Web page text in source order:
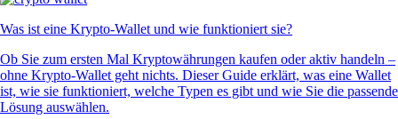
Was ist eine Krypto-Wallet und wie funktioniert sie?
Ob Sie zum ersten Mal Kryptowährungen kaufen oder aktiv handeln –
ohne Krypto-Wallet geht nichts. Dieser Guide erklärt, was eine Wallet
ist, wie sie funktioniert, welche Typen es gibt und wie Sie die passende
Lösung auswählen.